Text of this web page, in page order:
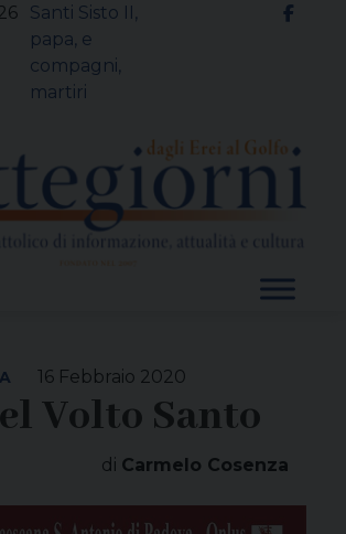
Santi Sisto II,
papa, e
compagni,
martiri
16 Febbraio 2020
Volto Santo
di Carmelo Cosenza